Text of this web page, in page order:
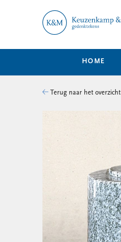
HOME
Terug naar het overzicht